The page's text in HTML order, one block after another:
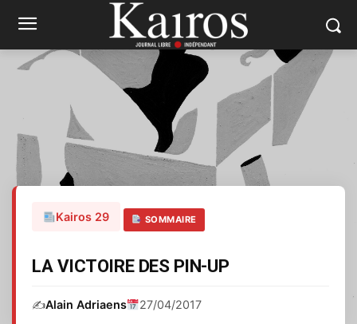
Kairos 29 SOMMAIRE
LA VICTOIRE DES PIN-UP
✍️Alain Adriaens 27/04/2017